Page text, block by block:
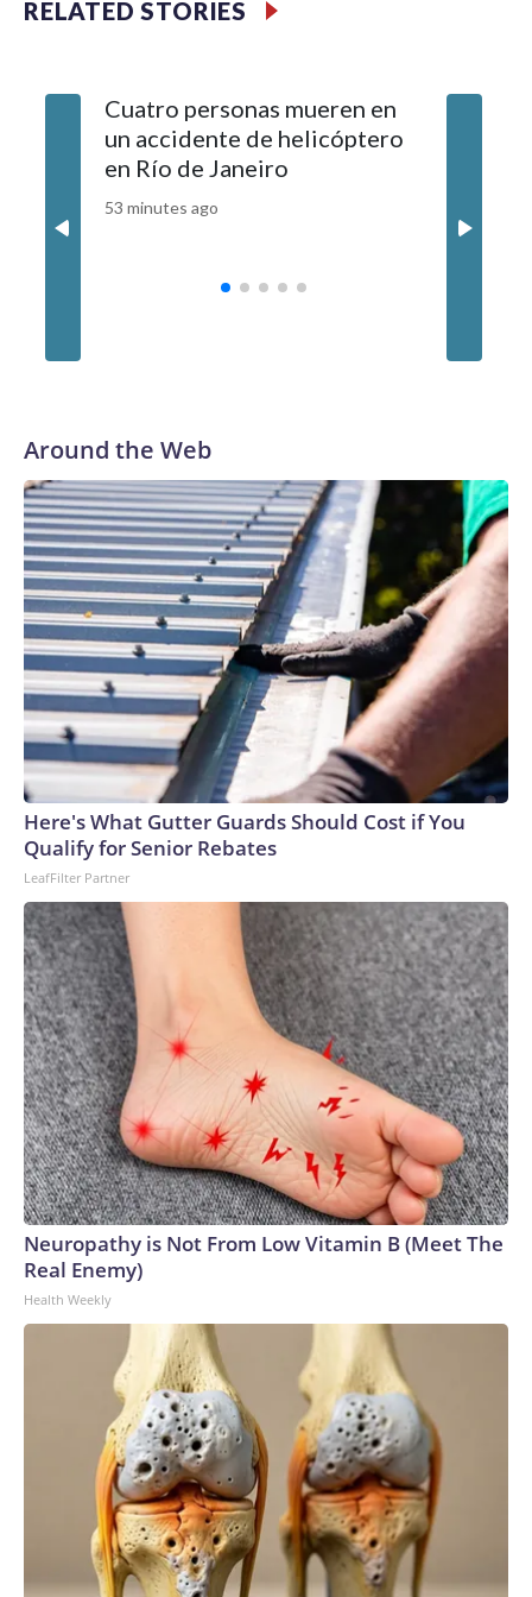
RELATED STORIES
Cuatro personas mueren en
un accidente de helicóptero
en Río de Janeiro
53 minutes ago
2 hours
Around the Web
Here's What Gutter Guards Should Cost if You
Qualify for Senior Rebates
LeafFilter Partner
Neuropathy is Not From Low Vitamin B (Meet The
Real Enemy)
Health Weekly